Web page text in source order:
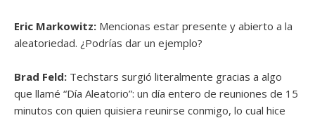
Eric Markowitz: Mencionas estar presente y abierto a la
aleatoriedad. ¿Podrías dar un ejemplo?
Brad Feld: Techstars surgió literalmente gracias a algo
que llamé “Día Aleatorio”: un día entero de reuniones de 15
minutos con quien quisiera reunirse conmigo, lo cual hice